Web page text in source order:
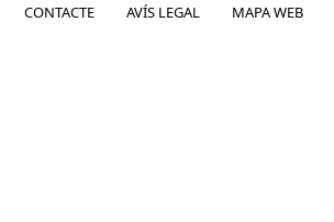
CONTACTE
AVÍS LEGAL MAPA WEB